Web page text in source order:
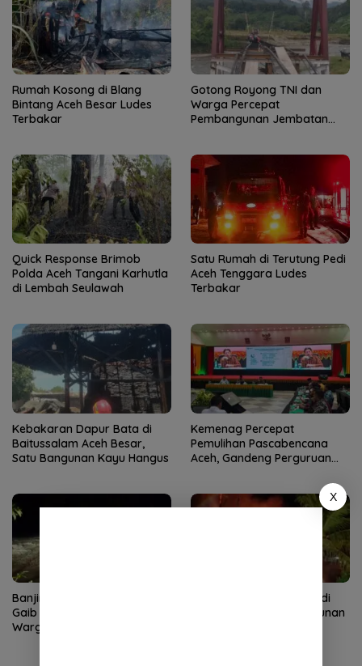
Rumah Kosong di Blang
Bintang Aceh Besar Ludes
Terbakar
Gotong Royong TNI dan
Warga Percepat
Pembangunan Jembatan
Quick Response Brimob
Polda Aceh Tangani Karhutla
di Lembah Seulawah
Satu Rumah di Terutung Pedi
Aceh Tenggara Ludes
Terbakar
Kebakaran Dapur Bata di
Baitussalam Aceh Besar,
Satu Bangunan Kayu Hangus
Kemenag Percepat
Pemulihan Pascabencana
Aceh, Gandeng Perguruan
Banjir Bandang Terjang Rikit
Gaib Gayo Lues, Rumah
Warga Sempat Terendam
Kebakaran Dapur Bata di
Baitussalam, Satu Bangunan
X